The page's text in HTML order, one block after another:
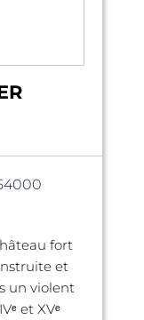
fort
et
un violent
et XVᵉ